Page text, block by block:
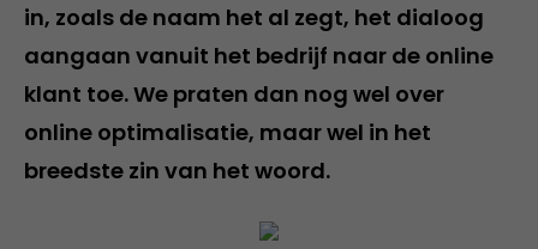
in, zoals de naam het al zegt, het dialoog
aangaan vanuit het bedrijf naar de online
klant toe. We praten dan nog wel over
online optimalisatie, maar wel in het
breedste zin van het woord.